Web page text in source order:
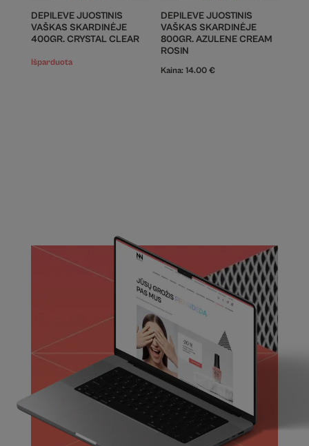
DEPILEVE JUOSTINIS
VAŠKAS SKARDINĖJE
400GR. CRYSTAL CLEAR
Išparduota
DEPILEVE JUOSTINIS
VAŠKAS SKARDINĖJE
800GR. AZULENE CREAM
ROSIN
Kaina: 14.00 €